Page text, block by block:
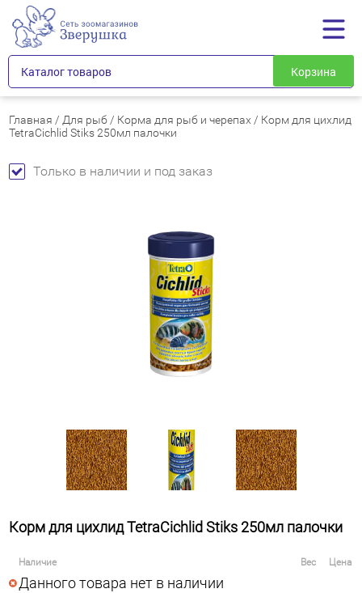
Каталог товаров Корзина
Главная / Для рыб / Корма для рыб и черепах / Корм для цихлид
TetraCichlid Stiks 250мл палочки
Только в наличии и под заказ
Корм для цихлид TetraCichlid Stiks 250мл палочки
Наличие Вес Цена
Данного товара нет в наличии